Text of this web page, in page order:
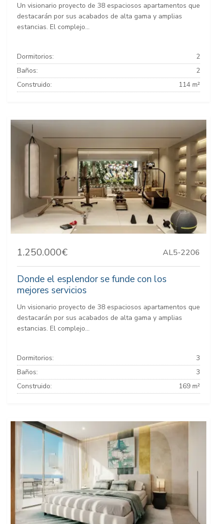
Un visionario proyecto de 38 espaciosos apartamentos que
destacarán por sus acabados de alta gama y amplias
estancias. El complejo...
Dormitorios:
2
Baños:
2
Construido:
114 m²
1.250.000€ AL5-2206
Donde el esplendor se funde con los
mejores servicios
Un visionario proyecto de 38 espaciosos apartamentos que
destacarán por sus acabados de alta gama y amplias
estancias. El complejo...
Dormitorios:
3
Baños:
3
Construido:
169 m²